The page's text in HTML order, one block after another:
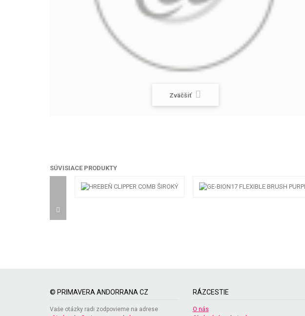
Zväčšiť
SÚVISIACE PRODUKTY
© PRIMAVERA ANDORRANA CZ
Vaše otázky radi zodpovieme na adrese
RÁZCESTIE
O nás